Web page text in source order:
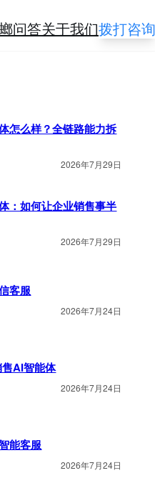
问答关于我们拨打咨询
怎么样？全链路能力拆
2026年7月29日
：如何让企业销售事半
2026年7月29日
客服
2026年7月24日
AI智能体
2026年7月24日
能客服
2026年7月24日